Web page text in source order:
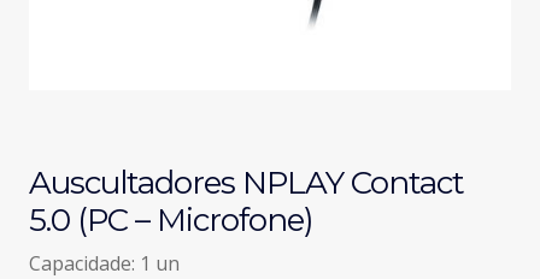
Auscultadores NPLAY Contact
5.0 (PC – Microfone)
Capacidade: 1 un